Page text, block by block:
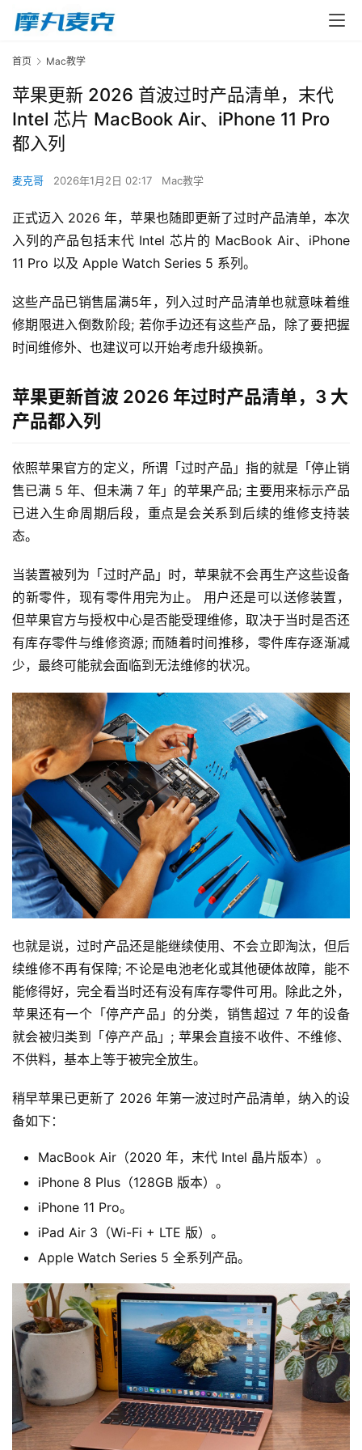
首页 Mac教学
苹果更新 2026 首波过时产品清单，末代
Intel 芯片 MacBook Air、iPhone 11 Pro
都入列
麦克哥 2026年1月2日 02:17 Mac教学
正式迈入 2026 年，苹果也随即更新了过时产品清单，本次
入列的产品包括末代 Intel 芯片的 MacBook Air、iPhone
11 Pro 以及 Apple Watch Series 5 系列。
这些产品已销售届满5年，列入过时产品清单也就意味着维
修期限进入倒数阶段; 若你手边还有这些产品，除了要把握
时间维修外、也建议可以开始考虑升级换新。
苹果更新首波 2026 年过时产品清单，3 大
产品都入列
依照苹果官方的定义，所谓「过时产品」指的就是「停止销
售已满 5 年、但未满 7 年」的苹果产品; 主要用来标示产品
已进入生命周期后段，重点是会关系到后续的维修支持装
态。
当装置被列为「过时产品」时，苹果就不会再生产这些设备
的新零件，现有零件用完为止。 用户还是可以送修装置，
但苹果官方与授权中心是否能受理维修，取决于当时是否还
有库存零件与维修资源; 而随着时间推移，零件库存逐渐减
少，最终可能就会面临到无法维修的状况。
也就是说，过时产品还是能继续使用、不会立即淘汰，但后
续维修不再有保障; 不论是电池老化或其他硬体故障，能不
能修得好，完全看当时还有没有库存零件可用。除此之外，
苹果还有一个「停产产品」的分类，销售超过 7 年的设备
就会被归类到「停产产品」; 苹果会直接不收件、不维修、
不供料，基本上等于被完全放生。
稍早苹果已更新了 2026 年第一波过时产品清单，纳入的设
备如下：
MacBook Air（2020 年，末代 Intel 晶片版本）。
iPhone 8 Plus（128GB 版本）。
iPhone 11 Pro。
iPad Air 3（Wi-Fi + LTE 版）。
Apple Watch Series 5 全系列产品。